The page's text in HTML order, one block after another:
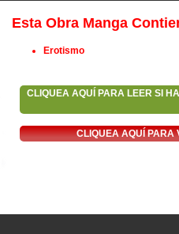
Esta Obra Manga
Erotismo
CLIQUEA AQUÍ PARA LEER SI
CLIQUEA AQUÍ PARA